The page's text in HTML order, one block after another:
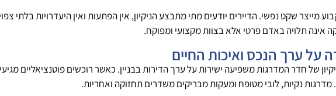
מייצר שקט נפשי. הדיירים יודעים מתי מתבצע הניקיון, אין הפתעות ואין היעדרויות בלתי
אינה תלויה באדם פרטי אלא בצוות מקצועי ומפוקח.
על ערך הנכס ואיכות החיים
של חדר המדרגות משפיעה ישירות על ערך הדירות בבניין. כאשר רוכשים פוטנציאליים
מדרגות נקיות, לובי מטופח ומעקות מבריקים משדרים תחזוקה ואחריות.